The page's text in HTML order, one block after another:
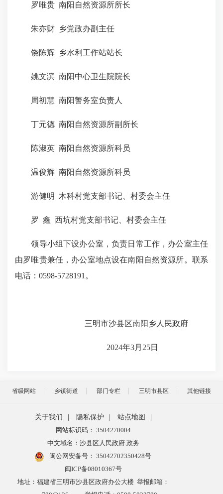
罗唯贵 南阳自然资源所所长
朱亦财 乡党政办副主任
饶陈辉 乡水利工作站站长
姚文滨 南阳中心卫生院院长
周初慧 南阳警务室负责人
丁元德 南阳自然资源所副所长
陈淑英 南阳自然资源所科员
温俊辉 南阳自然资源所科员
游健明 木科村党支部书记、村委会主任
罗 鑫 西坑村党支部书记、村委会主任
领导小组下设办公室，负责日常工作，办公室主任
由罗唯贵兼任，办公室地点设在南阳自然资源所。联系
电话：0598-5728191。
三明市沙县区南阳乡人民政府
2024年3月25日
省级网站 乡镇街道 部门专栏 三明市县区 其他链接
关于我们 隐私保护 站点地图
网站标识码： 3504270004
中文域名：沙县区人民政府.政务
闽公网安备号： 35042702350428号
闽ICP备08010367号
地址：福建省三明市沙县区政府办公大楼 举报邮箱：